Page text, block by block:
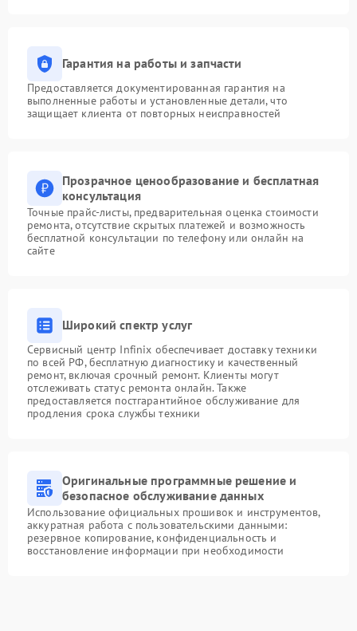
Гарантия на работы и запчасти
Предоставляется документированная гарантия на
выполненные работы и установленные детали, что
защищает клиента от повторных неисправностей
Прозрачное ценообразование и бесплатная
консультация
Точные прайс-листы, предварительная оценка стоимости
ремонта, отсутствие скрытых платежей и возможность
бесплатной консультации по телефону или онлайн на
сайте
Широкий спектр услуг
Сервисный центр Infinix обеспечивает доставку техники
по всей РФ, бесплатную диагностику и качественный
ремонт, включая срочный ремонт. Клиенты могут
отслеживать статус ремонта онлайн. Также
предоставляется постгарантийное обслуживание для
продления срока службы техники
Оригинальные программные решение и
безопасное обслуживание данных
Использование официальных прошивок и инструментов,
аккуратная работа с пользовательскими данными:
резервное копирование, конфиденциальность и
восстановление информации при необходимости